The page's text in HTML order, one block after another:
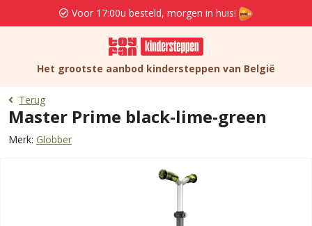
Voor 17:00u besteld, morgen in huis!
Het grootste aanbod kindersteppen van België
Terug
Master Prime black-lime-green
Merk: Globber